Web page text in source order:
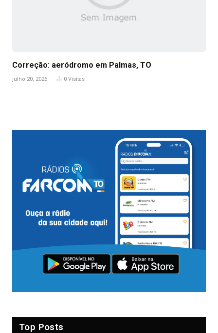
Correção: aeródromo em Palmas, TO
julho 20, 2026 0 Visitas
Top Posts